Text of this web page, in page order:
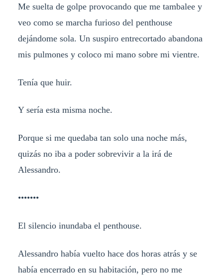
Me suelta de golpe provocando que me tambalee y
veo como se marcha furioso del penthouse
dejándome sola. Un suspiro entrecortado abandona
mis pulmones y coloco mi mano sobre mi vientre.
Tenía que huir.
Y sería esta misma noche.
Porque si me quedaba tan solo una noche más,
quizás no iba a poder sobrevivir a la irá de
Alessandro.
•••••••
El silencio inundaba el penthouse.
Alessandro había vuelto hace dos horas atrás y se
había encerrado en su habitación, pero no me